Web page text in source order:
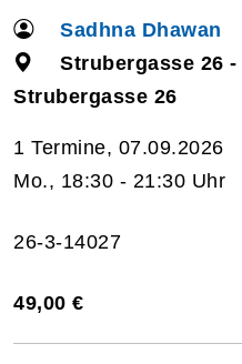
Sadhna Dhawan
Strubergasse 26 -
Strubergasse 26
1 Termine, 07.09.2026
Mo., 18:30 - 21:30 Uhr
26-3-14027
49,00 €